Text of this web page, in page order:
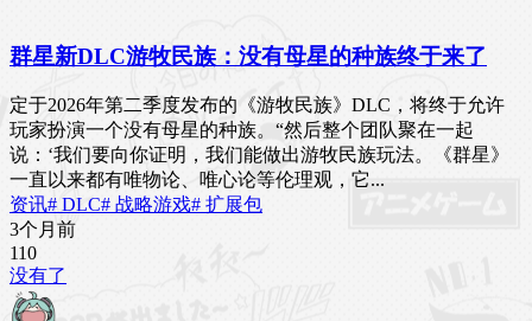
群星新DLC游牧民族：没有母星的种族终于来了
定于2026年第二季度发布的《游牧民族》DLC，将终于允许
玩家扮演一个没有母星的种族。“然后整个团队聚在一起
说：‘我们要向你证明，我们能做出游牧民族玩法。《群星》
一直以来都有唯物论、唯心论等伦理观，它...
资讯# DLC# 战略游戏# 扩展包
3个月前
110
没有了